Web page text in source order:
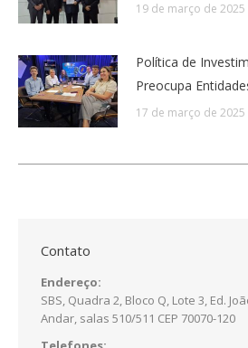
19 de março de 2025
Política de
Preocupa
17 de março de 2025
Contato
Endereço:
SBS, Quadra 2, Bloco Q, Lote 3, Ed.
Andar, salas 510/511 CEP 70070-120